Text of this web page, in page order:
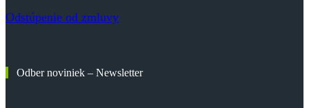
Odstúpenie od zmluvy
Odber noviniek – Newsletter